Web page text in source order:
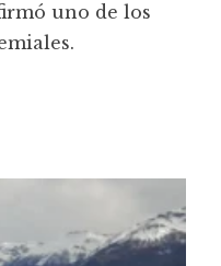
uno de los